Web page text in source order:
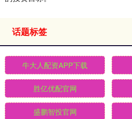
话题标签
牛大人配资APP下载
胜亿优配官网
盛鹏智投官网